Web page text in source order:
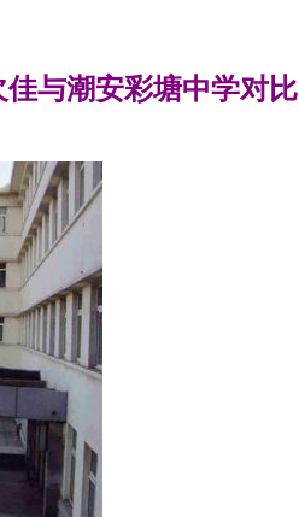
与潮安彩塘中学对比